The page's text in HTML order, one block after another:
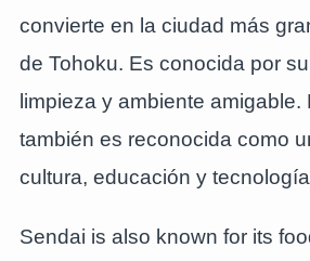
convierte en la ciudad más
de Tohoku. Es conocida por
limpieza y ambiente amigable.
también es reconocida como
cultura, educación y
Sendai is also known for its